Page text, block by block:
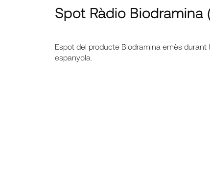
Spot Ràdio Biodramina
Espot del producte Biodramina emès durant
espanyola.